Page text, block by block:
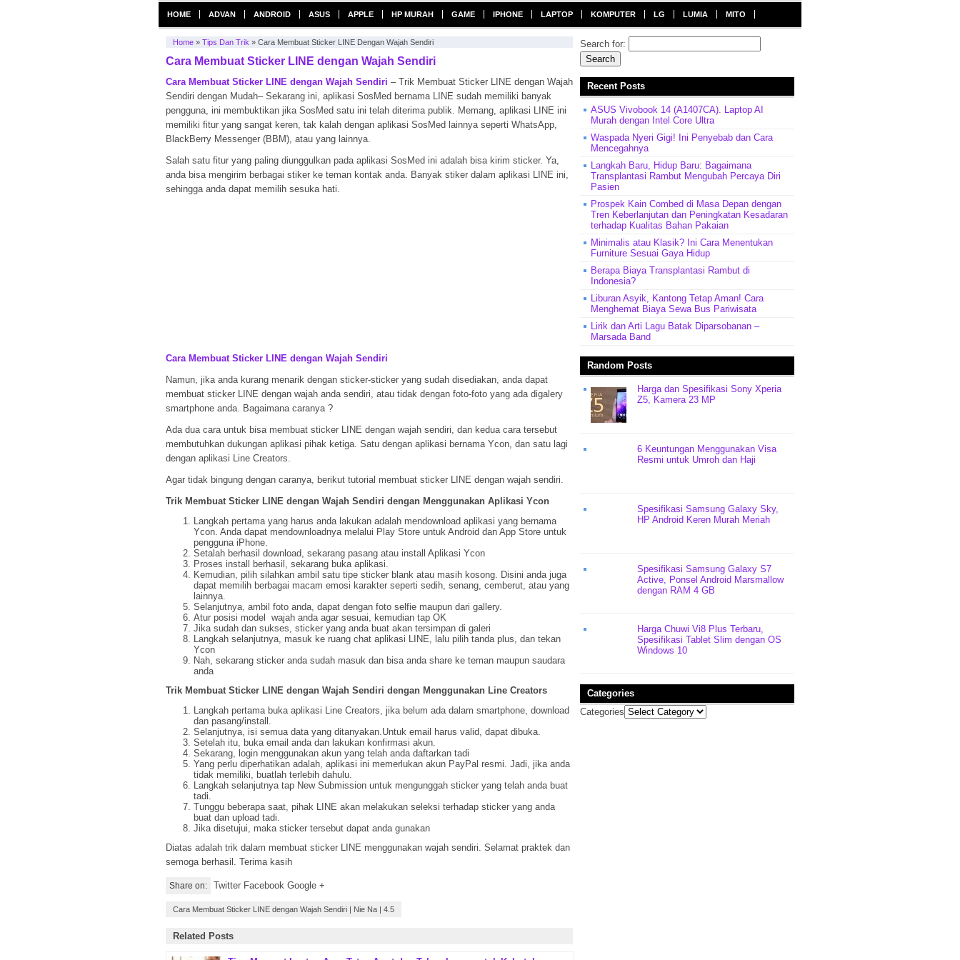
HOME ADVAN ANDROID ASUS APPLE HP MURAH GAME IPHONE LAPTOP KOMPUTER LG LUMIA MITO
Home » Tips Dan Trik » Cara Membuat Sticker LINE Dengan Wajah Sendiri
Cara Membuat Sticker LINE dengan Wajah Sendiri
Cara Membuat Sticker LINE dengan Wajah Sendiri – Trik Membuat Sticker LINE dengan Wajah
Sendiri dengan Mudah– Sekarang ini, aplikasi SosMed bernama LINE sudah memiliki banyak
pengguna, ini membuktikan jika SosMed satu ini telah diterima publik. Memang, aplikasi LINE ini
memiliki fitur yang sangat keren, tak kalah dengan aplikasi SosMed lainnya seperti WhatsApp,
BlackBerry Messenger (BBM), atau yang lainnya.
Salah satu fitur yang paling diunggulkan pada aplikasi SosMed ini adalah bisa kirim sticker. Ya,
anda bisa mengirim berbagai stiker ke teman kontak anda. Banyak stiker dalam aplikasi LINE ini,
sehingga anda dapat memilih sesuka hati.
Cara Membuat Sticker LINE dengan Wajah Sendiri
Namun, jika anda kurang menarik dengan sticker-sticker yang sudah disediakan, anda dapat
membuat sticker LINE dengan wajah anda sendiri, atau tidak dengan foto-foto yang ada digalery
smartphone anda. Bagaimana caranya ?
Ada dua cara untuk bisa membuat sticker LINE dengan wajah sendiri, dan kedua cara tersebut
membutuhkan dukungan aplikasi pihak ketiga. Satu dengan aplikasi bernama Ycon, dan satu lagi
dengan aplikasi Line Creators.
Agar tidak bingung dengan caranya, berikut tutorial membuat sticker LINE dengan wajah sendiri.
Trik Membuat Sticker LINE dengan Wajah Sendiri dengan Menggunakan Aplikasi Ycon
Langkah pertama yang harus anda lakukan adalah mendownload aplikasi yang bernama
Ycon. Anda dapat mendownloadnya melalui Play Store untuk Android dan App Store untuk
pengguna iPhone.
Setalah berhasil download, sekarang pasang atau install Aplikasi Ycon
Proses install berhasil, sekarang buka aplikasi.
Kemudian, pilih silahkan ambil satu tipe sticker blank atau masih kosong. Disini anda juga
dapat memilih berbagai macam emosi karakter seperti sedih, senang, cemberut, atau yang
lainnya.
Selanjutnya, ambil foto anda, dapat dengan foto selfie maupun dari gallery.
Atur posisi model wajah anda agar sesuai, kemudian tap OK
Jika sudah dan sukses, sticker yang anda buat akan tersimpan di galeri
Langkah selanjutnya, masuk ke ruang chat aplikasi LINE, lalu pilih tanda plus, dan tekan
Ycon
Nah, sekarang sticker anda sudah masuk dan bisa anda share ke teman maupun saudara
anda
Trik Membuat Sticker LINE dengan Wajah Sendiri dengan Menggunakan Line Creators
Langkah pertama buka aplikasi Line Creators, jika belum ada dalam smartphone, download
dan pasang/install.
Selanjutnya, isi semua data yang ditanyakan.Untuk email harus valid, dapat dibuka.
Setelah itu, buka email anda dan lakukan konfirmasi akun.
Sekarang, login menggunakan akun yang telah anda daftarkan tadi
Yang perlu diperhatikan adalah, aplikasi ini memerlukan akun PayPal resmi. Jadi, jika anda
tidak memiliki, buatlah terlebih dahulu.
Langkah selanjutnya tap New Submission untuk mengunggah sticker yang telah anda buat
tadi.
Tunggu beberapa saat, pihak LINE akan melakukan seleksi terhadap sticker yang anda
buat dan upload tadi.
Jika disetujui, maka sticker tersebut dapat anda gunakan
Diatas adalah trik dalam membuat sticker LINE menggunakan wajah sendiri. Selamat praktek dan
semoga berhasil. Terima kasih
Share on: Twitter Facebook Google +
Cara Membuat Sticker LINE dengan Wajah Sendiri | Nie Na | 4.5
Related Posts
Search for:
Recent Posts
ASUS Vivobook 14 (A1407CA). Laptop AI
Murah dengan Intel Core Ultra
Waspada Nyeri Gigi! Ini Penyebab dan Cara
Mencegahnya
Langkah Baru, Hidup Baru: Bagaimana
Transplantasi Rambut Mengubah Percaya Diri
Pasien
Prospek Kain Combed di Masa Depan dengan
Tren Keberlanjutan dan Peningkatan Kesadaran
terhadap Kualitas Bahan Pakaian
Minimalis atau Klasik? Ini Cara Menentukan
Furniture Sesuai Gaya Hidup
Berapa Biaya Transplantasi Rambut di
Indonesia?
Liburan Asyik, Kantong Tetap Aman! Cara
Menghemat Biaya Sewa Bus Pariwisata
Lirik dan Arti Lagu Batak Diparsobanan –
Marsada Band
Random Posts
Harga dan Spesifikasi Sony Xperia
Z5, Kamera 23 MP
6 Keuntungan Menggunakan Visa
Resmi untuk Umroh dan Haji
Spesifikasi Samsung Galaxy Sky,
HP Android Keren Murah Meriah
Spesifikasi Samsung Galaxy S7
Active, Ponsel Android Marsmallow
dengan RAM 4 GB
Harga Chuwi Vi8 Plus Terbaru,
Spesifikasi Tablet Slim dengan OS
Windows 10
Categories
Categories